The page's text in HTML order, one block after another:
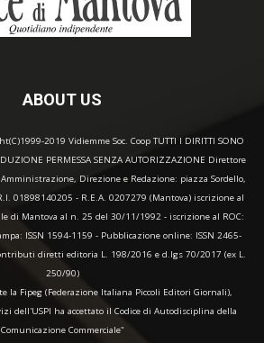
ABOUT US
2019 Vidiemme Soc. Coop TUTTI I DIRITTI SONO
PERMESSA SENZA AUTORIZZAZIONE Direttore
Direzione e Redazione: piazza Sordello,
01898140205 - R.E.A. 0207279 (Mantova) iscrizione al
di Mantova al n. 25 del 30/11/1992 - iscrizione al ROC:
ISSN 1594-1159 - Pubblicazione online: ISSN 2465-
diretti editoria L. 198/2016 e d.lgs 70/2017 (ex L.
250/90)
la Fipeg (Federazione Italiana Piccoli Editori Giornali),
dell'USPI ha accettato il Codice di Autodisciplina della
Comunicazione Commerciale"